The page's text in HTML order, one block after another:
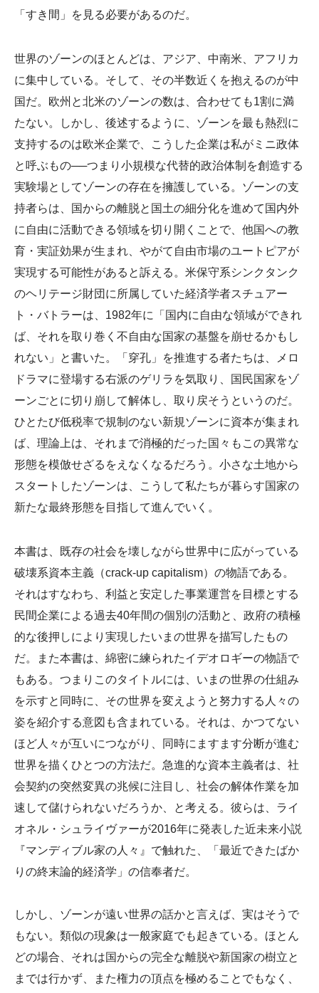
「すき間」を見る必要があるのだ。
世界のゾーンのほとんどは、アジア、中南米、アフリカ
に集中している。そして、その半数近くを抱えるのが中
国だ。欧州と北米のゾーンの数は、合わせても1割に満
たない。しかし、後述するように、ゾーンを最も熱烈に
支持するのは欧米企業で、こうした企業は私がミニ政体
と呼ぶもの──つまり小規模な代替的政治体制を創造する
実験場としてゾーンの存在を擁護している。ゾーンの支
持者らは、国からの離脱と国土の細分化を進めて国内外
に自由に活動できる領域を切り開くことで、他国への教
育・実証効果が生まれ、やがて自由市場のユートピアが
実現する可能性があると訴える。米保守系シンクタンク
のヘリテージ財団に所属していた経済学者スチュアー
ト・バトラーは、1982年に「国内に自由な領域ができれ
ば、それを取り巻く不自由な国家の基盤を崩せるかもし
れない」と書いた。「穿孔」を推進する者たちは、メロ
ドラマに登場する右派のゲリラを気取り、国民国家をゾ
ーンごとに切り崩して解体し、取り戻そうというのだ。
ひとたび低税率で規制のない新規ゾーンに資本が集まれ
ば、理論上は、それまで消極的だった国々もこの異常な
形態を模倣せざるをえなくなるだろう。小さな土地から
スタートしたゾーンは、こうして私たちが暮らす国家の
新たな最終形態を目指して進んでいく。
本書は、既存の社会を壊しながら世界中に広がっている
破壊系資本主義（crack-up capitalism）の物語である。
それはすなわち、利益と安定した事業運営を目標とする
民間企業による過去40年間の個別の活動と、政府の積極
的な後押しにより実現したいまの世界を描写したもの
だ。また本書は、綿密に練られたイデオロギーの物語で
もある。つまりこのタイトルには、いまの世界の仕組み
を示すと同時に、その世界を変えようと努力する人々の
姿を紹介する意図も含まれている。それは、かつてない
ほど人々が互いにつながり、同時にますます分断が進む
世界を描くひとつの方法だ。急進的な資本主義者は、社
会契約の突然変異の兆候に注目し、社会の解体作業を加
速して儲けられないだろうか、と考える。彼らは、ライ
オネル・シュライヴァーが2016年に発表した近未来小説
『マンディブル家の人々』で触れた、「最近できたばか
りの終末論的経済学」の信奉者だ。
しかし、ゾーンが遠い世界の話かと言えば、実はそうで
もない。類似の現象は一般家庭でも起きている。ほとん
どの場合、それは国からの完全な離脱や新国家の樹立と
までは行かず、また権力の頂点を極めることでもなく、